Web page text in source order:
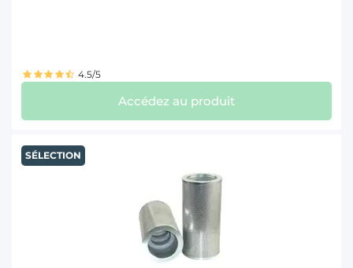
4.5/5
Accédez au produit
SÉLECTION